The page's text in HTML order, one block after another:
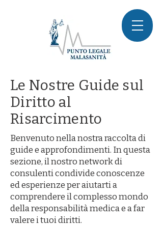
Le Nostre Guide sul
Diritto al
Risarcimento
Benvenuto nella nostra raccolta di
guide e approfondimenti. In questa
sezione, il nostro network di
consulenti condivide conoscenze
ed esperienze per aiutarti a
comprendere il complesso mondo
della responsabilità medica e a far
valere i tuoi diritti.